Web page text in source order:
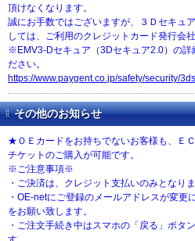
頂けなくなります。
誠にお手数ではございますが、３Ｄセキュ
しては、ご利用のクレジットカード発行会
※EMV3-Dセキュア（3Dセキュア2.0）の詳
ださい。
https://www.paygent.co.jp/safety/security/
その他のお知らせ
★ＯＥカードをお持ちでないお客様も、Ｅ
チケットのご購入が可能です。
※ご注意事項※
・ご決済は、クレジット支払いのみとなりま
・OE-netにご登録のメールアドレスが変更
をお願い致します。
・ご注文手続き中はスマホの「戻る」ボタ